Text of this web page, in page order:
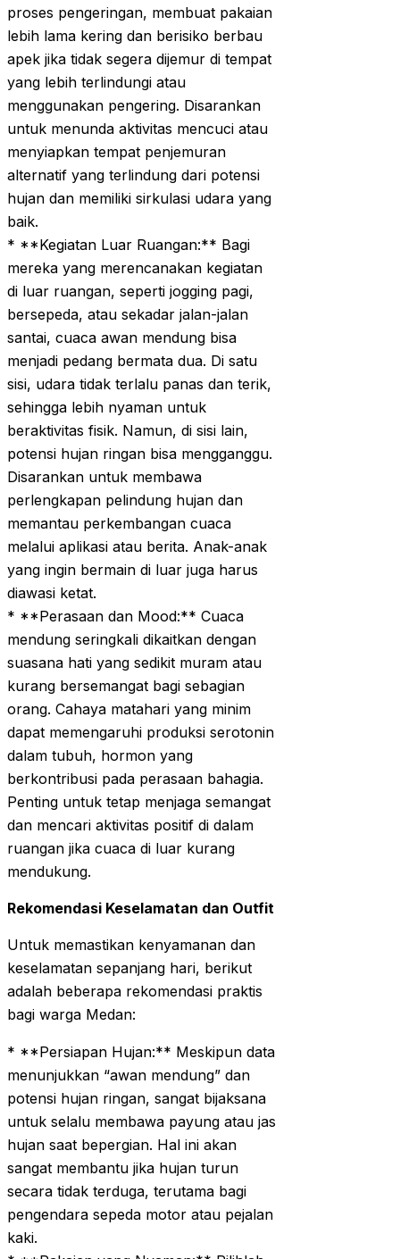
proses pengeringan, membuat pakaian
lebih lama kering dan berisiko berbau
apek jika tidak segera dijemur di tempat
yang lebih terlindungi atau
menggunakan pengering. Disarankan
untuk menunda aktivitas mencuci atau
menyiapkan tempat penjemuran
alternatif yang terlindung dari potensi
hujan dan memiliki sirkulasi udara yang
baik.
* **Kegiatan Luar Ruangan:** Bagi
mereka yang merencanakan kegiatan
di luar ruangan, seperti jogging pagi,
bersepeda, atau sekadar jalan-jalan
santai, cuaca awan mendung bisa
menjadi pedang bermata dua. Di satu
sisi, udara tidak terlalu panas dan terik,
sehingga lebih nyaman untuk
beraktivitas fisik. Namun, di sisi lain,
potensi hujan ringan bisa mengganggu.
Disarankan untuk membawa
perlengkapan pelindung hujan dan
memantau perkembangan cuaca
melalui aplikasi atau berita. Anak-anak
yang ingin bermain di luar juga harus
diawasi ketat.
* **Perasaan dan Mood:** Cuaca
mendung seringkali dikaitkan dengan
suasana hati yang sedikit muram atau
kurang bersemangat bagi sebagian
orang. Cahaya matahari yang minim
dapat memengaruhi produksi serotonin
dalam tubuh, hormon yang
berkontribusi pada perasaan bahagia.
Penting untuk tetap menjaga semangat
dan mencari aktivitas positif di dalam
ruangan jika cuaca di luar kurang
mendukung.
Rekomendasi Keselamatan dan Outfit
Untuk memastikan kenyamanan dan
keselamatan sepanjang hari, berikut
adalah beberapa rekomendasi praktis
bagi warga Medan:
* **Persiapan Hujan:** Meskipun data
menunjukkan “awan mendung” dan
potensi hujan ringan, sangat bijaksana
untuk selalu membawa payung atau jas
hujan saat bepergian. Hal ini akan
sangat membantu jika hujan turun
secara tidak terduga, terutama bagi
pengendara sepeda motor atau pejalan
kaki.